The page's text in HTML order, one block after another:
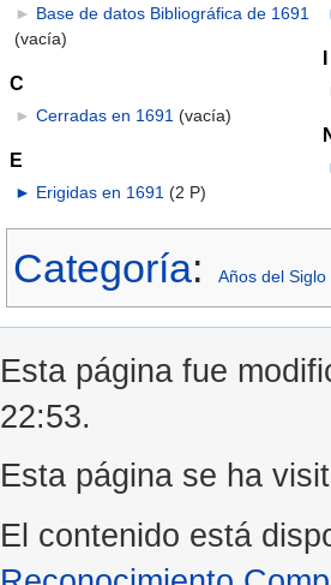
► Base de datos Bibliográfica de 1691
(vacía)
C
► Cerradas en 1691‎ (vacía)
E
► Erigidas en 1691‎ (2 P)
I
Categoría: Años del Siglo
Esta página fue
22:53.
Esta página se ha
El contenido está